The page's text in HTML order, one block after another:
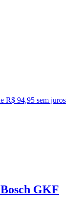
R$ 94,95 sem juros
GKF